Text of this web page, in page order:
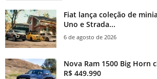
Fiat lança coleção de
Uno e Strada...
6 de agosto de 2026
Nova Ram 1500 Big Horn
R$ 449.990